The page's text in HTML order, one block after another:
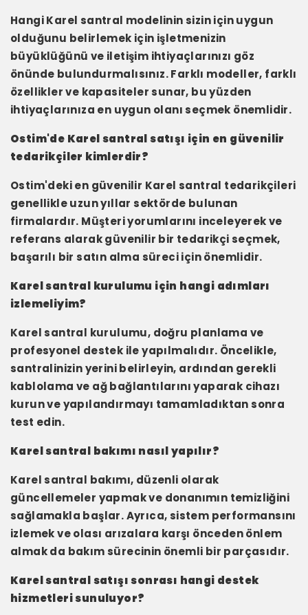
Hangi Karel santral modelinin sizin için uygun
olduğunu belirlemek için işletmenizin
büyüklüğünü ve iletişim ihtiyaçlarınızı göz
önünde bulundurmalısınız. Farklı modeller, farklı
özellikler ve kapasiteler sunar, bu yüzden
ihtiyaçlarınıza en uygun olanı seçmek önemlidir.
Ostim'de Karel santral satışı için en güvenilir
tedarikçiler kimlerdir?
Ostim'deki en güvenilir Karel santral tedarikçileri
genellikle uzun yıllar sektörde bulunan
firmalardır. Müşteri yorumlarını inceleyerek ve
referans alarak güvenilir bir tedarikçi seçmek,
başarılı bir satın alma süreci için önemlidir.
Karel santral kurulumu için hangi adımları
izlemeliyim?
Karel santral kurulumu, doğru planlama ve
profesyonel destek ile yapılmalıdır. Öncelikle,
santralinizin yerini belirleyin, ardından gerekli
kablolama ve ağ bağlantılarını yaparak cihazı
kurun ve yapılandırmayı tamamladıktan sonra
test edin.
Karel santral bakımı nasıl yapılır?
Karel santral bakımı, düzenli olarak
güncellemeler yapmak ve donanımın temizliğini
sağlamakla başlar. Ayrıca, sistem performansını
izlemek ve olası arızalara karşı önceden önlem
almak da bakım sürecinin önemli bir parçasıdır.
Karel santral satışı sonrası hangi destek
hizmetleri sunuluyor?